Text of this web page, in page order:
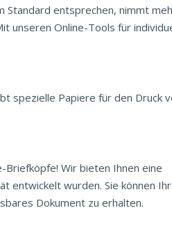
Standard entsprechen, nimmt
unseren Online-Tools für
spezielle Papiere für den Druck
Wir bieten Ihnen eine
entwickelt wurden. Sie können
Dokument zu erhalten.